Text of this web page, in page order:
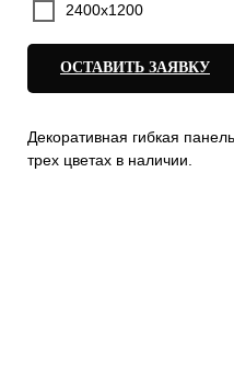
2400x1200
ОСТАВИТЬ ЗАЯВКУ
Декоративная гибкая
трех цветах в наличии.